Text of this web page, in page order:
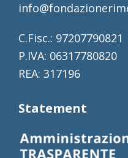
C.Fisc.: 97207790821
P.IVA: 06317780820
REA: 317196
Statement